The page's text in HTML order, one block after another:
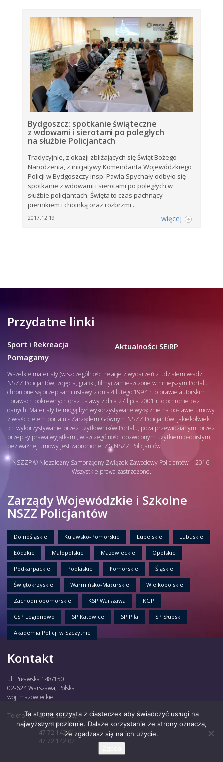
Bydgoszcz: spotkanie świąteczne
z wdowami i sierotami po poległych
na służbie Policjantach
Tradycyjnie, z okazji zbliżających się Świąt Bożego
Narodzenia, z inicjatywy Komendanta Wojewódzkiego
Policji w Bydgoszczy insp. Pawła Spychały odbyło się
spotkanie z wdowami i sierotami po poległych w
służbie policjantach. Święta to czas pachnący
piernikiem i choinką oraz rozbrzmi ..
2017.12.19 więcej
Przydatne linki
Sport i Rekreacja
Pomagamy
Aktualności SEiRP
Wszelkie materiały (w szczególności relacje z wydarzeń z udziałem władz
NSZZ Policjantów, zdjęcia, grafiki, filmy) zamieszczone w niniejszym Portalu
chronione są przepisami ustawy z dnia 4 lutego 1994 r. o prawie autorskim
i prawach pokrewnych oraz ustawy z dnia 27 lipca 2001 r. o ochronie baz
danych. Materiały te mogą być wykorzystywane wyłącznie na postawie umowy
z właścicielem portalu - Zarządem Głównym NSZZ Policjantów. Jakiekolwiek
ich wykorzystywanie przez użytkowników Portalu, poza przewidzianymi przez
przepisy prawa wyjątkami, w szczególności dozwolonym użytkiem osobistym,
bez ważnej umowy jest zabronione. ZG NSZZ Policjantów
NSZZP © Niezależny Samorządny Związek Zawodowy Policjantów | 2016.
Wszystkie prawa zastrzeżone.
Zarządy Wojewódzkie i Szkolne
NSZZ Policjantów
Dolnośląskie Kujawsko-Pomorskie Lubelskie Lubuskie
Łódzkie Małopolskie Mazowieckie Opolskie
Podkarpackie Podlaskie Pomorskie Śląskie
Świętokrzyskie Warmińsko-Mazurskie Wielkopolskie
Zachodniopomorskie KSP Warszawa KGP
CSP Legionowo SP Katowice SP Piła SP Słupsk
Akademia Policji w Szczytnie
Kontakt
ul. Puławska 148/150
02-624 Warszawa, Polska
woj. mazowieckie
Telefon:
47 72 135 30,
47 72 122 85,
47 72 142 01,
47 72 142 02
Ta strona korzysta z ciasteczek aby świadczyć usługi na
najwyższym poziomie. Dalsze korzystanie ze strony oznacza,
że zgadzasz się na ich użycie.